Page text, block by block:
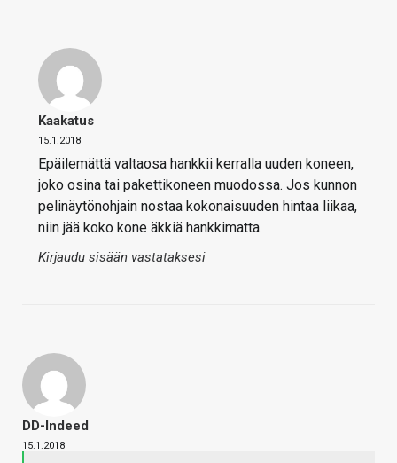
Kaakatus
15.1.2018
Epäilemättä valtaosa hankkii kerralla uuden koneen,
joko osina tai pakettikoneen muodossa. Jos kunnon
pelinäytönohjain nostaa kokonaisuuden hintaa liikaa,
niin jää koko kone äkkiä hankkimatta.
Kirjaudu sisään vastataksesi
DD-Indeed
15.1.2018